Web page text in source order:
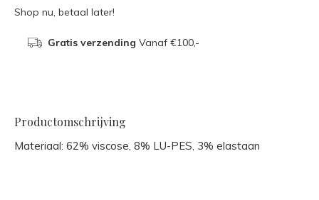
Shop nu, betaal later!
Gratis verzending Vanaf €100,-
Productomschrijving
Materiaal: 62% viscose, 8% LU-PES, 3% elastaan